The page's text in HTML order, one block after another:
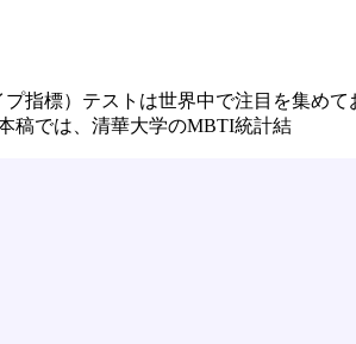
指標）テストは世界中で注目を集め
稿では、清華大学のMBTI統計結